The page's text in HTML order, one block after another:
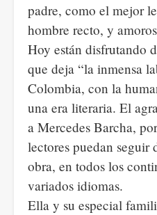
padre, como el mejor
hombre recto, y
Hoy están disfrutando
que deja “la inmensa
Colombia, con la
una era literaria. El
a Mercedes Barcha,
lectores puedan seguir
obra, en todos los
variados idiomas.
Ella y su especial